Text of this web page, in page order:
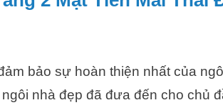
bảo sự hoàn thiện nhất của
nhà đẹp đã đưa đến cho chủ